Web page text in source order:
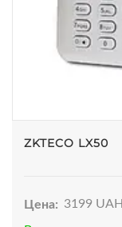
ZKTECO LX50
Цена: 3199 UAH